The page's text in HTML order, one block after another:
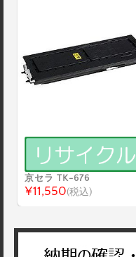
京セラ TK-676
¥11,550(税込)